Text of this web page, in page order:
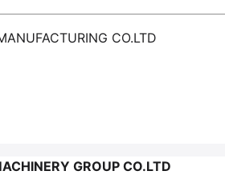
CO.LTD
GROUP CO.LTD